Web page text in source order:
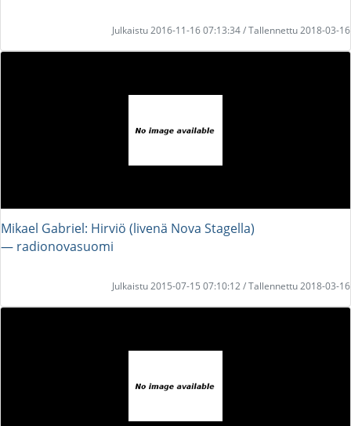
Julkaistu 2016-11-16 07:13:34 / Tallennettu 2018-03-16
Mikael Gabriel: Hirviö (livenä Nova Stagella)
― radionovasuomi
Julkaistu 2015-07-15 07:10:12 / Tallennettu 2018-03-16